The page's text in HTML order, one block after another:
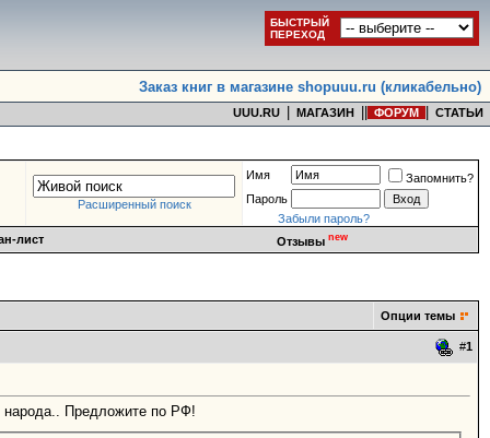
БЫСТРЫЙ
ПЕРЕХОД
Заказ книг в магазине shopuuu.ru (кликабельно)
UUU.RU МАГАЗИН ФОРУМ СТАТЬИ
Расширенный поиск
Имя
Запомнить?
Пароль
Забыли пароль?
лист
Отзывы new
Опции темы
#1
народа.. Предложите по РФ!